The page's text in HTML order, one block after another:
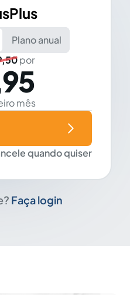
Plano anual
por
mês
quando quiser
Faça login